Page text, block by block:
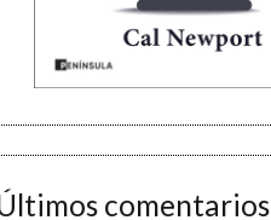
comentarios